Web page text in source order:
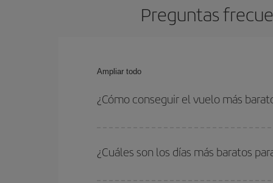
Preguntas
Ampliar todo
¿Cómo conseguir el vuelo más
fechas y horarios de ida y vuelta.
¿Cuáles son los días más baratos